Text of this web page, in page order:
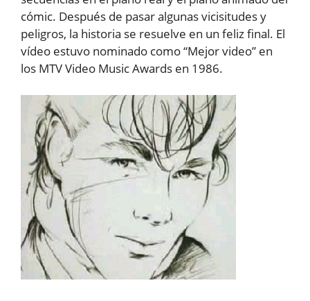
cómic. Después de pasar algunas vicisitudes y
peligros, la historia se resuelve en un feliz final. El
vídeo estuvo nominado como “Mejor video” en
los MTV Video Music Awards en 1986.